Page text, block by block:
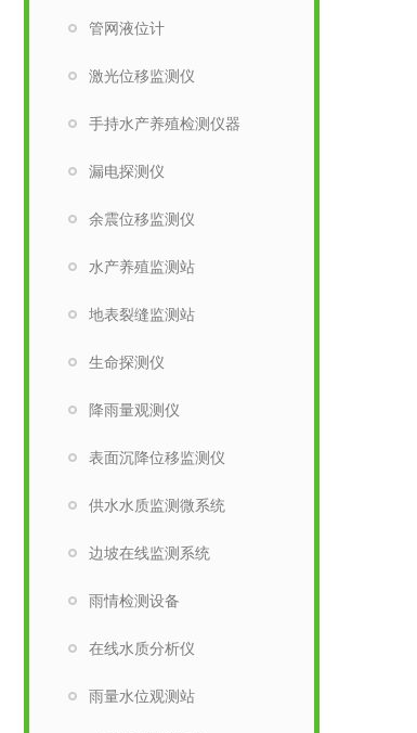
管网液位计
激光位移监测仪
手持水产养殖检测仪器
漏电探测仪
余震位移监测仪
水产养殖监测站
地表裂缝监测站
生命探测仪
降雨量观测仪
表面沉降位移监测仪
供水水质监测微系统
边坡在线监测系统
雨情检测设备
在线水质分析仪
雨量水位观测站